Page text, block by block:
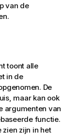
van de
toont alle
in de
De
maar kan ook
argumenten van
functie.
zijn in het